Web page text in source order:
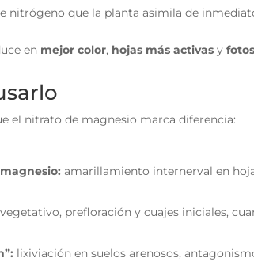
nitrógeno que la planta asimila de
en mejor color, hojas más activas y
el nitrato de magnesio marca diferencia:
amarillamiento internerval en
prefloración y cuajes iniciales,
lixiviación en suelos arenosos,